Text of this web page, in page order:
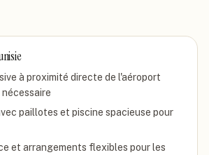
à proximité directe de l'aéroport
paillotes et piscine spacieuse pour
et arrangements flexibles pour les